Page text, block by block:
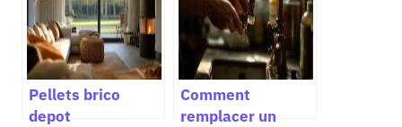
Pellets brico
depot
Comment
remplacer un